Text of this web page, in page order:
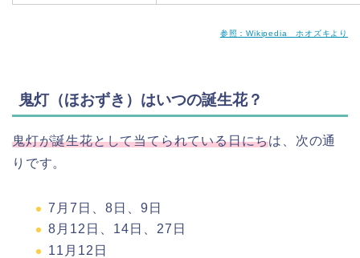
参照：Wikipedia ホオズキより
鬼灯（ほおずき）はいつの誕生花？
鬼灯が誕生花として当てられている日にちは、次の通
りです。
7月7日、8日、9日
8月12日、14日、27日
11月12日